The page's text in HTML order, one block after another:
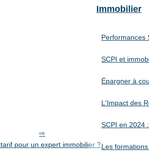
pour un expert immobilier ?
Immobilier
Performances
SCPI et
Épargner à
L'Impact des
SCPI en 2024
Les formations